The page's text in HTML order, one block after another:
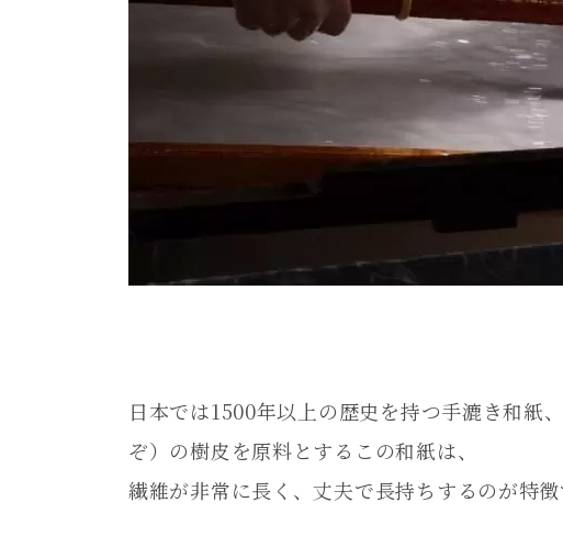
日本では1500年以上の歴史を持つ手漉き和紙
ぞ）の樹皮を原料とするこの和紙は、
繊維が非常に長く、丈夫で長持ちするのが特徴